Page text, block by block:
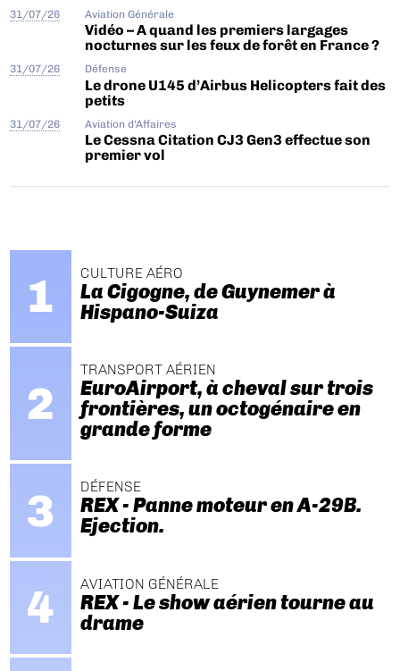
31/07/26 Aviation Générale
Vidéo – A quand les premiers largages
nocturnes sur les feux de forêt en France ?
31/07/26 Défense
Le drone U145 d’Airbus Helicopters fait des
petits
31/07/26 Aviation d'Affaires
Le Cessna Citation CJ3 Gen3 effectue son
premier vol
CULTURE AÉRO
La Cigogne, de Guynemer à
Hispano-Suiza
TRANSPORT AÉRIEN
EuroAirport, à cheval sur trois
frontières, un octogénaire en
grande forme
DÉFENSE
REX - Panne moteur en A-29B.
Ejection.
AVIATION GÉNÉRALE
REX - Le show aérien tourne au
drame